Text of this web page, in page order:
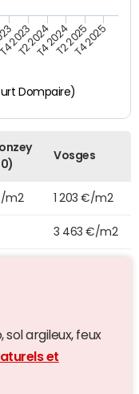
Dompaire)
2023
T2 2024T4 2024T2 2025T4 2025
Vosges
m2 1 203 €/m2
3 463 €/m2
sol argileux, feux
et